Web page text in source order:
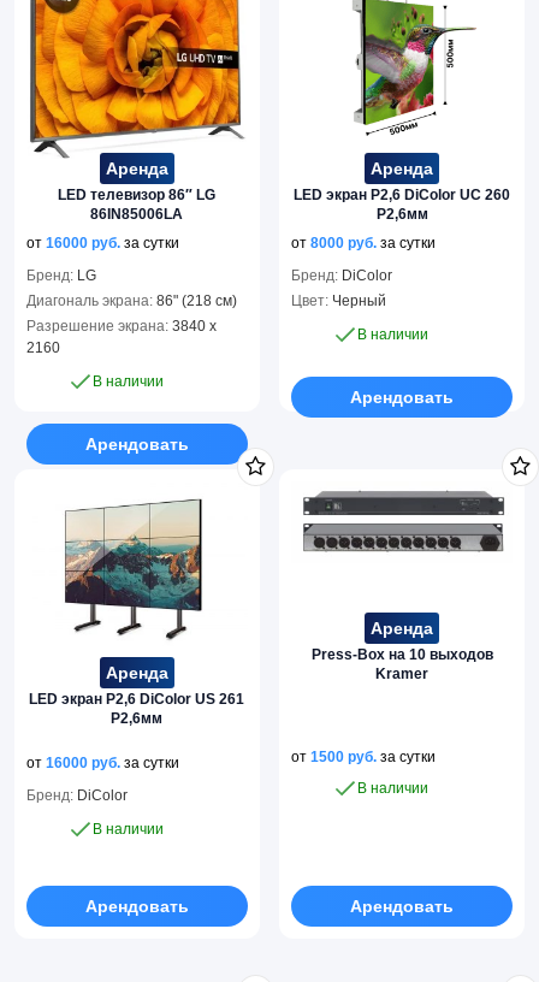
Аренда
LED телевизор 86″ LG
86IN85006LA
от 16000 руб. за сутки
Бренд: LG
Диагональ экрана: 86" (218 см)
Разрешение экрана: 3840 x
2160
В наличии
Арендовать
Аренда
LED экран P2,6 DiColor UC 260
P2,6мм
от8000руб. за сутки
Бренд: DiColor
Цвет: Черный
В наличии
Арендовать
Аренда
LED экран P2,6 DiColor US 261
P2,6мм
от 16000 руб. за сутки
Бренд: DiColor
В наличии
Арендовать
Аренда
Press-Box на 10 выходов
Kramer
от1500руб. за сутки
В наличии
Арендовать